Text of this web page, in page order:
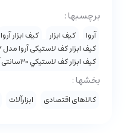
برچسبها :
آروا کیف ابزار
کیف ابزار آروا
کيف ابزار کف لاستيکي آروا مدل 4507
کيف ابزار کف لاستيکي 30سانتی آروا مدل 4507
بخشها :
کالاهای اقتصادی ابزارآلات